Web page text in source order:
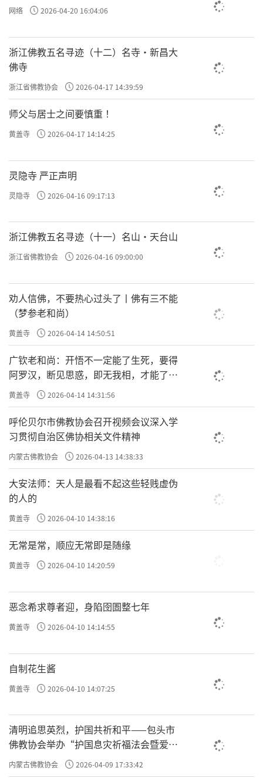
网络 2026-04-20 16:04:06
浙江佛教五名寻迹（十二）名寺·新昌大
佛寺
浙江省佛教协会 2026-04-17 14:39:59
师父与居士之间要慎重 ！
黄盖寺 2026-04-17 14:14:25
灵隐寺 严正声明
灵隐寺 2026-04-16 09:17:13
浙江佛教五名寻迹（十一）名山·天台山
浙江省佛教协会 2026-04-16 09:00:00
劝人信佛，不要热心过头了丨佛有三不能
（梦参老和尚）
黄盖寺 2026-04-14 14:50:51
广钦老和尚：开悟不一定能了生死，要得
阿罗汉，断见思惑，即无我相，才能了生
死
黄盖寺 2026-04-14 14:31:56
呼伦贝尔市佛教协会召开视频会议深入学
习贯彻自治区佛协相关文件精神
内蒙古佛教协会 2026-04-13 14:38:33
大安法师：天人是最看不起这些轻贱虚伪
的人的
黄盖寺 2026-04-10 14:38:16
无常是常，顺应无常即是随缘
黄盖寺 2026-04-10 14:20:59
恶念希求尊者迎，身陷囹圄整七年
黄盖寺 2026-04-10 14:14:55
自制花生酱
黄盖寺 2026-04-10 14:07:25
清明追思英烈，护国共祈和平——包头市
佛教协会举办“护国息灾祈福法会暨爱国
主义电影观影活动”
内蒙古佛教协会 2026-04-09 17:33:42